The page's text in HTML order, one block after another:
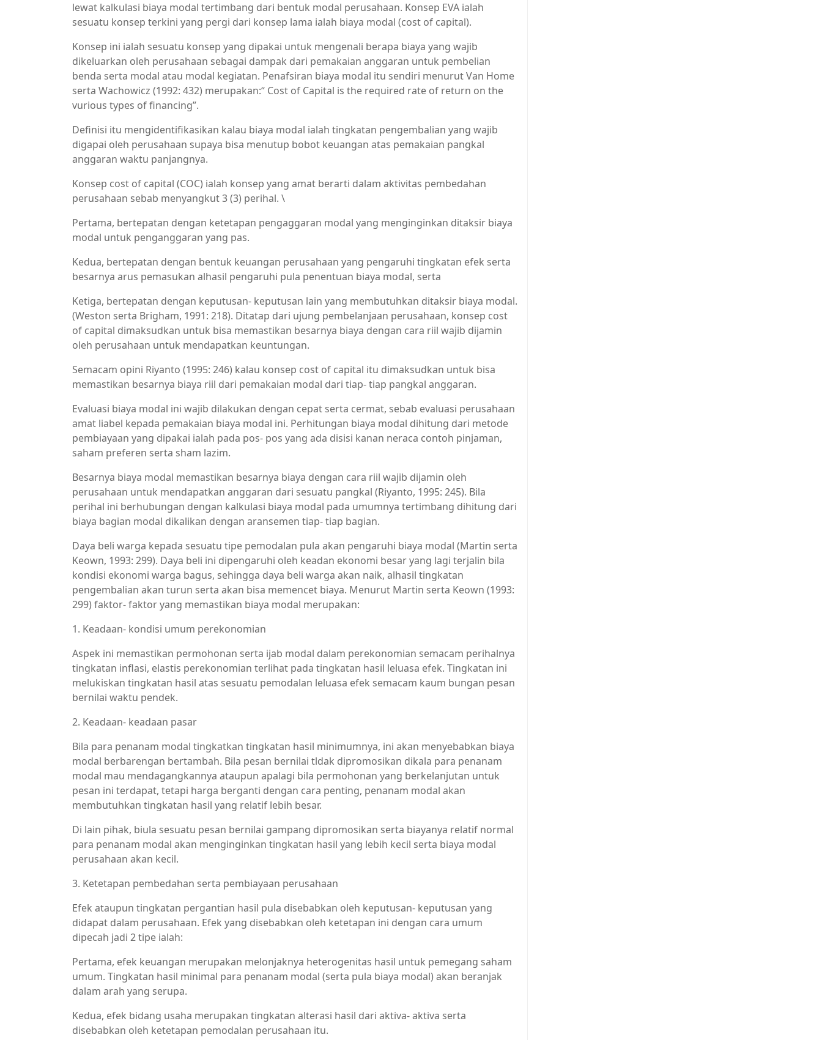
lewat kalkulasi biaya modal tertimbang dari bentuk modal perusahaan. Konsep EVA ialah
sesuatu konsep terkini yang pergi dari konsep lama ialah biaya modal (cost of capital).
Konsep ini ialah sesuatu konsep yang dipakai untuk mengenali berapa biaya yang wajib
dikeluarkan oleh perusahaan sebagai dampak dari pemakaian anggaran untuk pembelian
benda serta modal atau modal kegiatan. Penafsiran biaya modal itu sendiri menurut Van Home
serta Wachowicz (1992: 432) merupakan:“ Cost of Capital is the required rate of return on the
vurious types of financing”.
Definisi itu mengidentifikasikan kalau biaya modal ialah tingkatan pengembalian yang wajib
digapai oleh perusahaan supaya bisa menutup bobot keuangan atas pemakaian pangkal
anggaran waktu panjangnya.
Konsep cost of capital (COC) ialah konsep yang amat berarti dalam aktivitas pembedahan
perusahaan sebab menyangkut 3 (3) perihal. \
Pertama, bertepatan dengan ketetapan pengaggaran modal yang menginginkan ditaksir biaya
modal untuk penganggaran yang pas.
Kedua, bertepatan dengan bentuk keuangan perusahaan yang pengaruhi tingkatan efek serta
besarnya arus pemasukan alhasil pengaruhi pula penentuan biaya modal, serta
Ketiga, bertepatan dengan keputusan- keputusan lain yang membutuhkan ditaksir biaya modal.
(Weston serta Brigham, 1991: 218). Ditatap dari ujung pembelanjaan perusahaan, konsep cost
of capital dimaksudkan untuk bisa memastikan besarnya biaya dengan cara riil wajib dijamin
oleh perusahaan untuk mendapatkan keuntungan.
Semacam opini Riyanto (1995: 246) kalau konsep cost of capital itu dimaksudkan untuk bisa
memastikan besarnya biaya riil dari pemakaian modal dari tiap- tiap pangkal anggaran.
Evaluasi biaya modal ini wajib dilakukan dengan cepat serta cermat, sebab evaluasi perusahaan
amat liabel kepada pemakaian biaya modal ini. Perhitungan biaya modal dihitung dari metode
pembiayaan yang dipakai ialah pada pos- pos yang ada disisi kanan neraca contoh pinjaman,
saham preferen serta sham lazim.
Besarnya biaya modal memastikan besarnya biaya dengan cara riil wajib dijamin oleh
perusahaan untuk mendapatkan anggaran dari sesuatu pangkal (Riyanto, 1995: 245). Bila
perihal ini berhubungan dengan kalkulasi biaya modal pada umumnya tertimbang dihitung dari
biaya bagian modal dikalikan dengan aransemen tiap- tiap bagian.
Daya beli warga kepada sesuatu tipe pemodalan pula akan pengaruhi biaya modal (Martin serta
Keown, 1993: 299). Daya beli ini dipengaruhi oleh keadan ekonomi besar yang lagi terjalin bila
kondisi ekonomi warga bagus, sehingga daya beli warga akan naik, alhasil tingkatan
pengembalian akan turun serta akan bisa memencet biaya. Menurut Martin serta Keown (1993:
299) faktor- faktor yang memastikan biaya modal merupakan:
1. Keadaan- kondisi umum perekonomian
Aspek ini memastikan permohonan serta ijab modal dalam perekonomian semacam perihalnya
tingkatan inflasi, elastis perekonomian terlihat pada tingkatan hasil leluasa efek. Tingkatan ini
melukiskan tingkatan hasil atas sesuatu pemodalan leluasa efek semacam kaum bungan pesan
bernilai waktu pendek.
2. Keadaan- keadaan pasar
Bila para penanam modal tingkatkan tingkatan hasil minimumnya, ini akan menyebabkan biaya
modal berbarengan bertambah. Bila pesan bernilai tldak dipromosikan dikala para penanam
modal mau mendagangkannya ataupun apalagi bila permohonan yang berkelanjutan untuk
pesan ini terdapat, tetapi harga berganti dengan cara penting, penanam modal akan
membutuhkan tingkatan hasil yang relatif lebih besar.
Di lain pihak, biula sesuatu pesan bernilai gampang dipromosikan serta biayanya relatif normal
para penanam modal akan menginginkan tingkatan hasil yang lebih kecil serta biaya modal
perusahaan akan kecil.
3. Ketetapan pembedahan serta pembiayaan perusahaan
Efek ataupun tingkatan pergantian hasil pula disebabkan oleh keputusan- keputusan yang
didapat dalam perusahaan. Efek yang disebabkan oleh ketetapan ini dengan cara umum
dipecah jadi 2 tipe ialah:
Pertama, efek keuangan merupakan melonjaknya heterogenitas hasil untuk pemegang saham
umum. Tingkatan hasil minimal para penanam modal (serta pula biaya modal) akan beranjak
dalam arah yang serupa.
Kedua, efek bidang usaha merupakan tingkatan alterasi hasil dari aktiva- aktiva serta
disebabkan oleh ketetapan pemodalan perusahaan itu.